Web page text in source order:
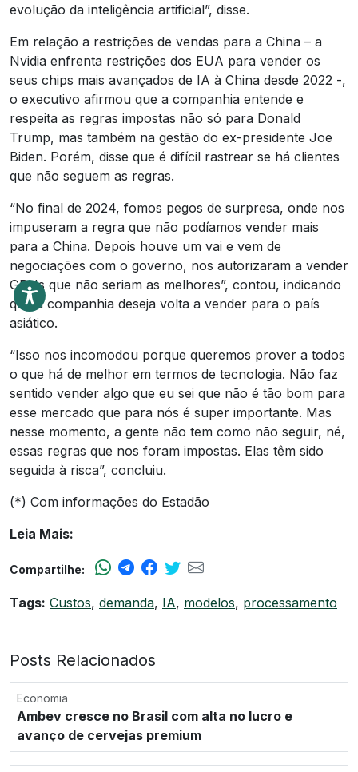
evolução da inteligência artificial”, disse.
Em relação a restrições de vendas para a China – a
Nvidia enfrenta restrições dos EUA para vender os
seus chips mais avançados de IA à China desde 2022 -,
o executivo afirmou que a companhia entende e
respeita as regras impostas não só para Donald
Trump, mas também na gestão do ex-presidente Joe
Biden. Porém, disse que é difícil rastrear se há clientes
que não seguem as regras.
“No final de 2024, fomos pegos de surpresa, onde nos
impuseram a regra que não podíamos vender mais
para a China. Depois houve um vai e vem de
negociações com o governo, nos autorizaram a vender
GPUs que não seriam as melhores”, contou, indicando
que a companhia deseja volta a vender para o país
asiático.
“Isso nos incomodou porque queremos prover a todos
o que há de melhor em termos de tecnologia. Não faz
sentido vender algo que eu sei que não é tão bom para
esse mercado que para nós é super importante. Mas
nesse momento, a gente não tem como não seguir, né,
essas regras que nos foram impostas. Elas têm sido
seguida à risca”, concluiu.
(*) Com informações do Estadão
Leia Mais:
Compartilhe:
Tags: Custos, demanda, IA, modelos, processamento
Posts Relacionados
Economia
Ambev cresce no Brasil com alta no lucro e
avanço de cervejas premium